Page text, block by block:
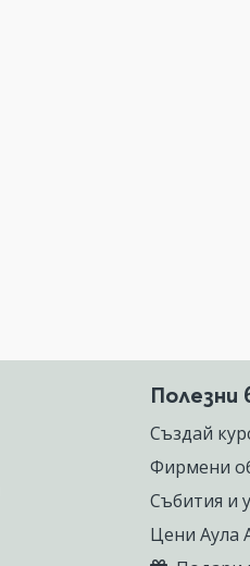
Полезни
Създай
Фирмени
Събития и
Цени Аула